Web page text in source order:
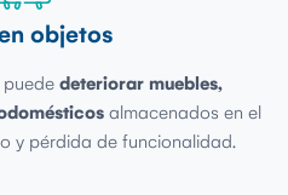
objetos
deteriorar muebles,
almacenados en el
y pérdida de funcionalidad.